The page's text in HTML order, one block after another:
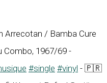
Arrecotan / Bamba Cure
Combo, 1967/69 -
#single #vinyl - 🇵🇷